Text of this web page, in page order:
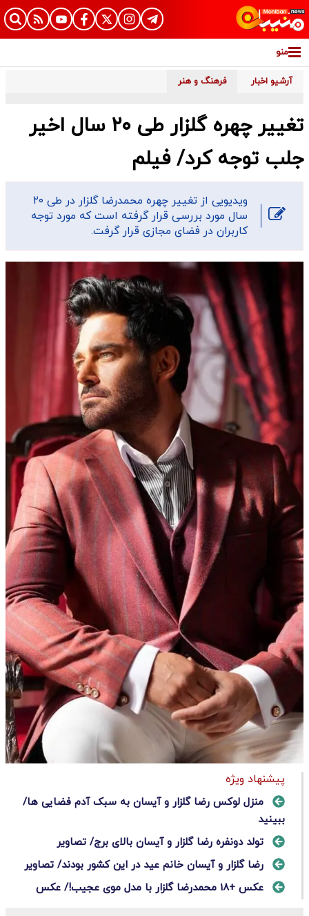
منو
آرشیو اخبار فرهنگ و هنر
تغییر چهره گلزار طی ۲۰ سال اخیر
جلب توجه کرد/ فیلم
ویدیویی از تغییر چهره محمدرضا گلزار در طی ۲۰
سال مورد بررسی قرار گرفته است که مورد توجه
کاربران در فضای مجازی قرار گرفت.
پیشنهاد ویژه
منزل لوکس رضا گلزار و آیسان به سبک آدم فضایی ها/
ببینید
تولد دونفره رضا گلزار و آیسان بالای برج/ تصاویر
رضا گلزار و آیسان خانم عید در این کشور بودند/ تصاویر
عکس +18 محمدرضا گلزار با مدل موی عجیب!/ عکس